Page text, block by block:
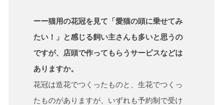
ーー猫用の花冠を見て「愛猫の頭に乗せてみ
たい！」と感じる飼い主さんも多いと思うの
ですが、店頭で作ってもらうサービスなどは
ありますか。
花冠は造花でつくったものと、生花でつくっ
たものがありますが、いずれも予約制で受け